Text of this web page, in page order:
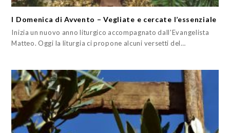
I Domenica di Avvento – Vegliate e cercate l’essenziale
Inizia un nuovo anno liturgico accompagnato dall'Evangelista
Matteo. Oggi la liturgia ci propone alcuni versetti del…